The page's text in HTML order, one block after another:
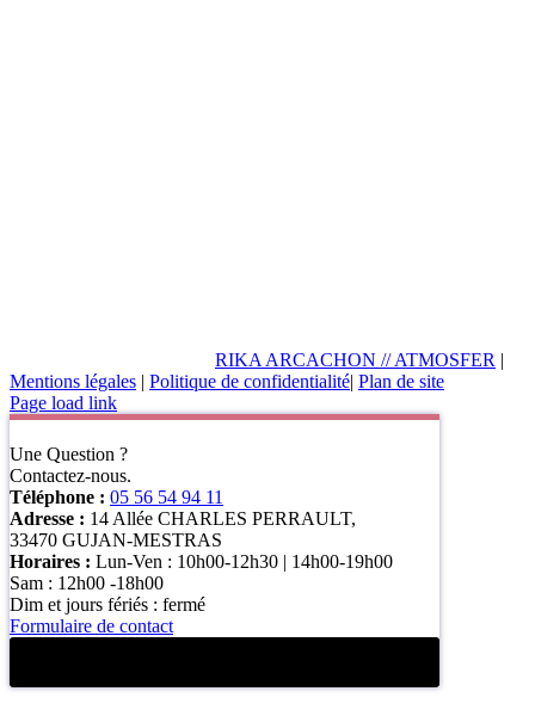
RIKA ARCACHON // ATMOSFER |
Mentions légales | Politique de confidentialité| Plan de site
Page load link
Une Question ?
Contactez-nous.
Téléphone : 05 56 54 94 11
Adresse : 14 Allée CHARLES PERRAULT,
33470 GUJAN-MESTRAS
Horaires : Lun-Ven : 10h00-12h30 | 14h00-19h00
Sam : 12h00 -18h00
Dim et jours fériés : fermé
Formulaire de contact